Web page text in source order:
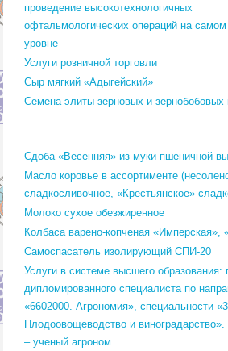
проведение высокотехнологичных
офтальмологических операций на
уровне
Услуги розничной торговли
Сыр мягкий «Адыгейский»
Семена элиты зерновых и зернобобовых
Сдоба «Весенняя» из муки пшеничной
Масло коровье в ассортименте
сладкосливочное, «Крестьянское»
Молоко сухое обезжиренное
Колбаса варено-копченая «Имперская»,
Самоспасатель изолирующий СПИ-20
Услуги в системе высшего образования:
дипломированного специалиста по
«6602000. Агрономия», специальности
Плодоовощеводство и
– ученый агроном